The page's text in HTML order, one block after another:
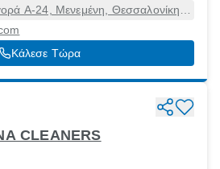
Α-24, Μενεμένη, Θεσσαλονίκη,
Κάλεσε Τώρα
CLEANERS